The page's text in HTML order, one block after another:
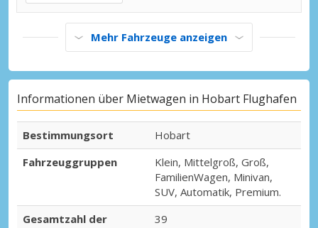
Mehr Fahrzeuge anzeigen
Informationen über Mietwagen in Hobart Flughafen
Bestimmungsort
Hobart
Fahrzeuggruppen
Klein, Mittelgroß, Groß,
FamilienWagen, Minivan,
SUV, Automatik, Premium.
Gesamtzahl der
39